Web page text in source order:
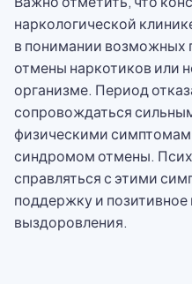
наркологической
в понимании возможных
отмены наркотиков или
организме. Период
сопровождаться
физическими
синдромом отмены.
справляться с этими
поддержку и позитивное
выздоровления.